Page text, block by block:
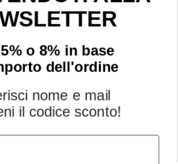
o 8% in base
dell'ordine
nome e mail
il codice sconto!